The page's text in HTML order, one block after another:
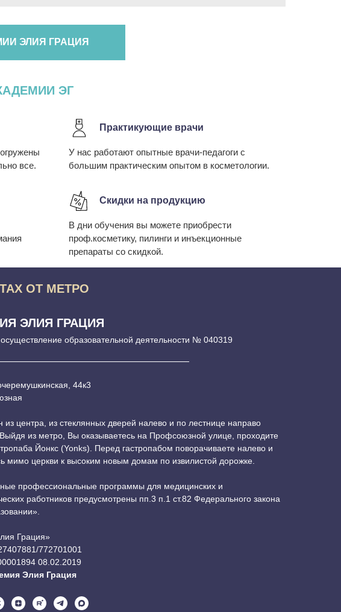
ЭЛИЯ ГРАЦИЯ
ЭГ
все.
Практикующие врачи
У нас работают опытные врачи-педагоги с
большим практическим опытом в косметологии.
Скидки на продукцию
В дни обучения вы можете приобрести
проф.косметику, пилинги и инъекционные
препараты со скидкой.
ОТ МЕТРО
ЭЛИЯ ГРАЦИЯ
образовательной деятельности № 040319
44к3
из центра, из стеклянных дверей налево и по лестнице направо
из метро, Вы оказываетесь на Профсоюзной улице, проходите
Йонкс (Yonks). Перед гастропабом поворачиваете налево и
мимо церкви к высоким новым домам по извилистой дорожке.
профессиональные программы для медицинских и
работников предусмотрены пп.3 п.1 ст.82 Федерального закона
Грация»
772701001
08.02.2019
Элия Грация